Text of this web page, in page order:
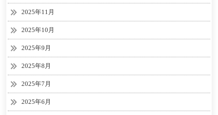
2025年11月
2025年10月
2025年9月
2025年8月
2025年7月
2025年6月